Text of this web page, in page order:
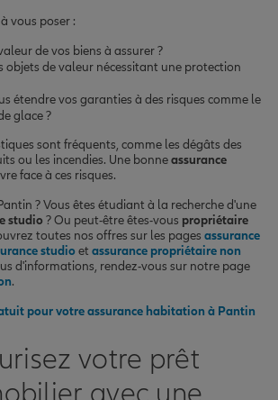
vous poser :
de vos biens à assurer ?
objets de valeur nécessitant une protection
étendre vos garanties à des risques comme le
glace ?
sont fréquents, comme les dégâts des
ou les incendies. Une bonneassurance
face à ces risques.
? Vous êtes étudiant à la recherche d'une
studio ? Ou peut-être êtes-vous propriétaire
toutes nos offres sur les pages assurance
studioet assurance propriétaire non
d'informations, rendez-vous sur notre page
.
pour votre assurance habitation à Pantin
votre prêt